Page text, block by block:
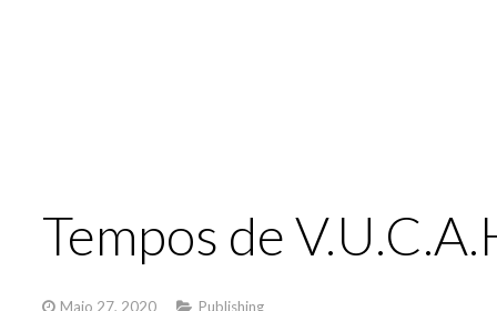
Tempos de
Maio 27, 2020 Publishing